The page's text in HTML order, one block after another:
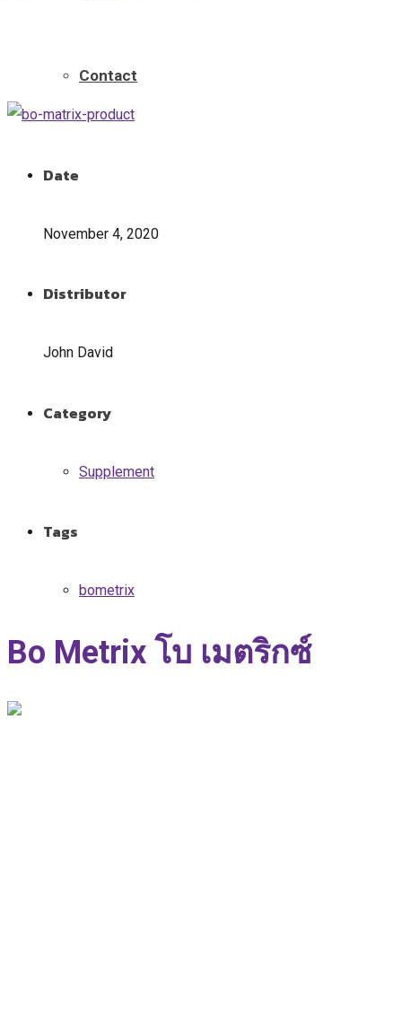
Contact
Date
November 4, 2020
Distributor
John David
Category
Supplement
Tags
bometrix
Bo Metrix โบ เมตริกซ์